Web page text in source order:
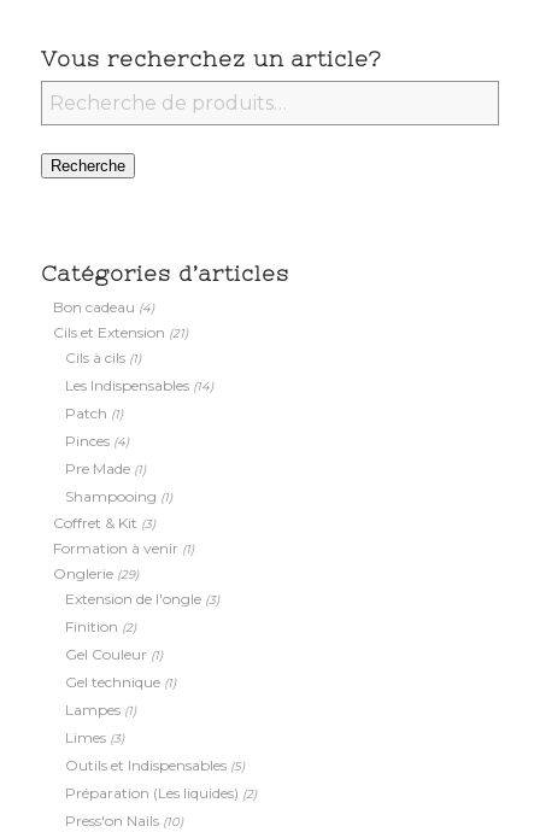
Vous recherchez un article?
Recherche
Catégories d’articles
Bon cadeau (4)
Cils et Extension (21)
Cils à cils (1)
Les Indispensables (14)
Patch (1)
Pinces (4)
Pre Made (1)
Shampooing (1)
Coffret & Kit (3)
Formation à venir (1)
Onglerie (29)
Extension de l'ongle (3)
Finition (2)
Gel Couleur (1)
Gel technique (1)
Lampes (1)
Limes (3)
Outils et Indispensables (5)
Préparation (Les liquides) (2)
Press'on Nails (10)